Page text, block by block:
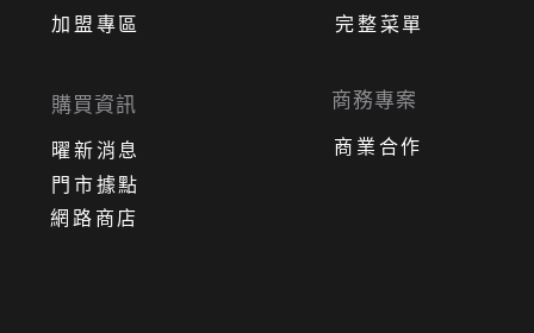
網路商店
門市據點
曜新消息
購買資訊
加盟專區
商務專案
商業合作
完整菜單